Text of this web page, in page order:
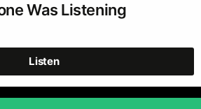
Was Listening
Listen